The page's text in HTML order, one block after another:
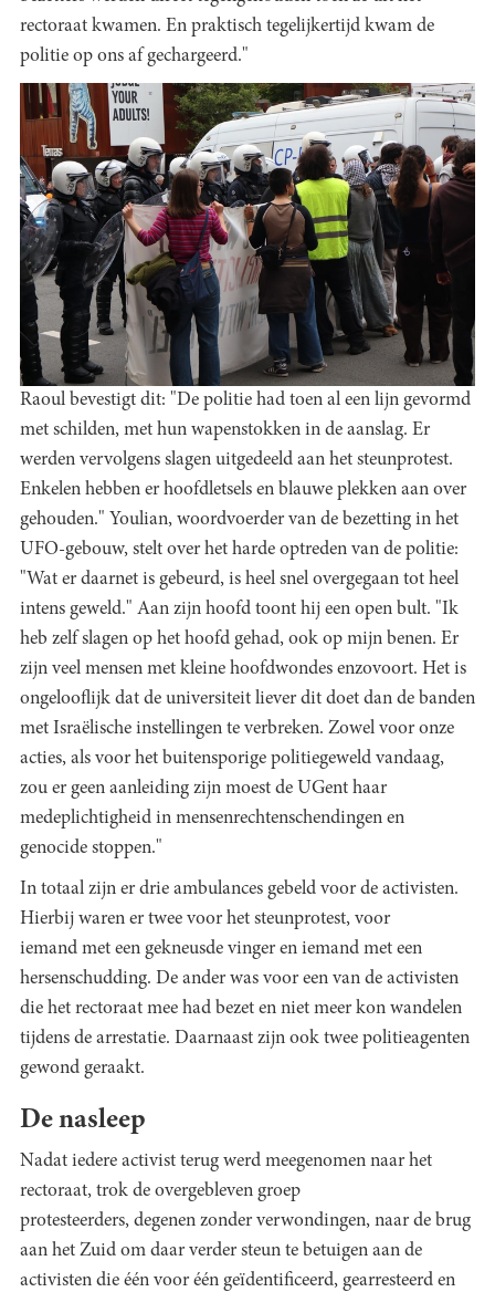
rectoraat kwamen. En praktisch tegelijkertijd kwam de
politie op ons af gechargeerd."
Raoul bevestigt dit: "De politie had toen al een lijn gevormd
met schilden, met hun wapenstokken in de aanslag. Er
werden vervolgens slagen uitgedeeld aan het steunprotest.
Enkelen hebben er hoofdletsels en blauwe plekken aan over
gehouden." Youlian, woordvoerder van de bezetting in het
UFO-gebouw, stelt over het harde optreden van de politie:
"Wat er daarnet is gebeurd, is heel snel overgegaan tot heel
intens geweld." Aan zijn hoofd toont hij een open bult. "Ik
heb zelf slagen op het hoofd gehad, ook op mijn benen. Er
zijn veel mensen met kleine hoofdwondes enzovoort. Het is
ongelooflijk dat de universiteit liever dit doet dan de banden
met Israëlische instellingen te verbreken. Zowel voor onze
acties, als voor het buitensporige politiegeweld vandaag,
zou er geen aanleiding zijn moest de UGent haar
medeplichtigheid in mensenrechtenschendingen en
genocide stoppen."
In totaal zijn er drie ambulances gebeld voor de activisten.
Hierbij waren er twee voor het steunprotest, voor
iemand met een gekneusde vinger en iemand met een
hersenschudding. De ander was voor een van de activisten
die het rectoraat mee had bezet en niet meer kon wandelen
tijdens de arrestatie. Daarnaast zijn ook twee politieagenten
gewond geraakt.
De nasleep
Nadat iedere activist terug werd meegenomen naar het
rectoraat, trok de overgebleven groep
protesteerders, degenen zonder verwondingen, naar de brug
aan het Zuid om daar verder steun te betuigen aan de
activisten die één voor één geïdentificeerd, gearresteerd en